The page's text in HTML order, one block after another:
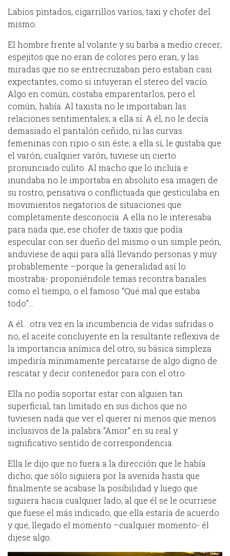
Labios pintados, cigarrillos varios, taxi y chofer del
mismo.
El hombre frente al volante y su barba a medio crecer;
espejitos que no eran de colores pero eran, y las
miradas que no se entrecruzaban pero estaban casi
expectantes, como si intuyeran el stereo del vacío.
Algo en común, costaba emparentarlos, pero el
común, había. Al taxista no le importaban las
relaciones sentimentales; a ella sí. A él, no le decía
demasiado el pantalón ceñido, ni las curvas
femeninas con ripio o sin éste; a ella sí, le gustaba que
el varón, cualquier varón, tuviese un cierto
pronunciado culito. Al macho que lo incluía e
inundaba no le importaba en absoluto esa imagen de
su rostro, pensativa o conflictuada que gesticulaba en
movimientos negatorios de situaciones que
completamente desconocía. A ella no le interesaba
para nada que, ese chofer de taxis que podía
especular con ser dueño del mismo o un simple peón,
anduviese de aquí para allá llevando personas y muy
probablemente –porque la generalidad así lo
mostraba- proponiéndole temas recontra banales
como el tiempo, o el famoso “Qué mal que estaba
todo”…
A él… otra vez en la incumbencia de vidas sufridas o
no, el aceite concluyente en la resultante reflexiva de
la importancia anímica del otro, su básica simpleza
impediría mínimamente percatarse de algo digno de
rescatar y decir contenedor para con el otro.
Ella no podía soportar estar con alguien tan
superficial, tan limitado en sus dichos que no
tuviesen nada que ver el querer ni menos que menos
inclusivos de la palabra “Amor” en su real y
significativo sentido de correspondencia.
Ella le dijo que no fuera a la dirección que le había
dicho; que sólo siguiera por la avenida hasta que
finalmente se acabase la posibilidad y luego que
siguiera hacia cualquier lado, al que él se le ocurriese
que fuese el más indicado, que ella estaría de acuerdo
y que, llegado el momento –cualquier momento- él
dijese algo.